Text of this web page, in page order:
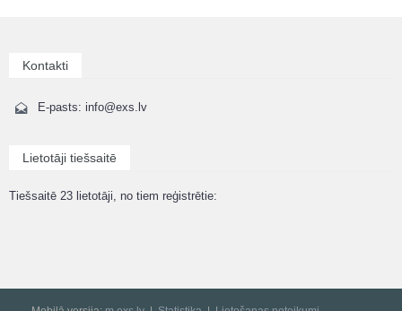
Kontakti
E-pasts: info@exs.lv
Lietotāji tiešsaitē
Tiešsaitē 23 lietotāji, no tiem reģistrētie: